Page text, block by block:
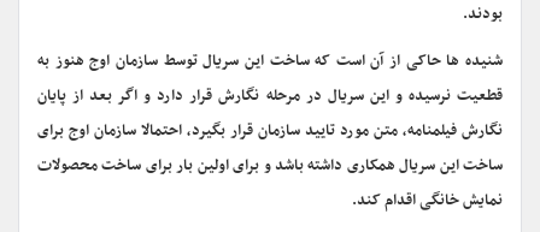
بودند.
شنیده ها حاکی از آن است که ساخت این سریال توسط سازمان اوج هنوز به
قطعیت نرسیده و این سریال در مرحله نگارش قرار دارد و اگر بعد از پایان
نگارش فیلمنامه، متن مورد تایید سازمان قرار بگیرد، احتمالا سازمان اوج برای
ساخت این سریال همکاری داشته باشد و برای اولین بار برای ساخت محصولات
نمایش خانگی اقدام کند.